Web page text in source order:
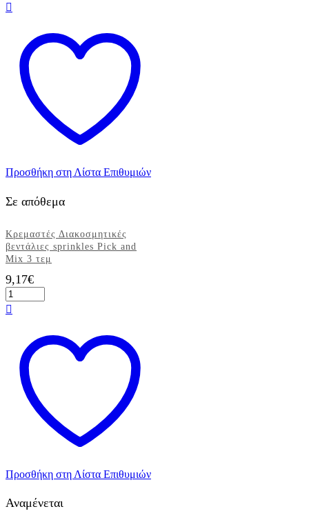
Προσθήκη στη Λίστα Επιθυμιών
Σε απόθεμα
Κρεμαστές Διακοσμητικές
βεντάλιες sprinkles Pick and
Mix 3 τεμ
9,17€
Κρεμαστές
Διακοσμητικές
βεντάλιες
Mix
ποσότητα
Προσθήκη στη Λίστα Επιθυμιών
Αναμένεται